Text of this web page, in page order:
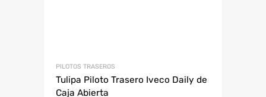
PILOTOS TRASEROS
Tulipa Piloto Trasero Iveco Daily de
Caja Abierta